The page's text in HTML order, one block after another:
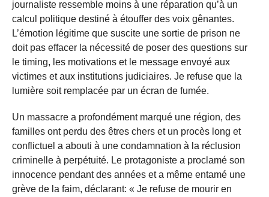
journaliste ressemble moins à une réparation qu’à un
calcul politique destiné à étouffer des voix gênantes.
L’émotion légitime que suscite une sortie de prison ne
doit pas effacer la nécessité de poser des questions sur
le timing, les motivations et le message envoyé aux
victimes et aux institutions judiciaires. Je refuse que la
lumière soit remplacée par un écran de fumée.
Un massacre a profondément marqué une région, des
familles ont perdu des êtres chers et un procès long et
conflictuel a abouti à une condamnation à la réclusion
criminelle à perpétuité. Le protagoniste a proclamé son
innocence pendant des années et a même entamé une
grève de la faim, déclarant: « Je refuse de mourir en